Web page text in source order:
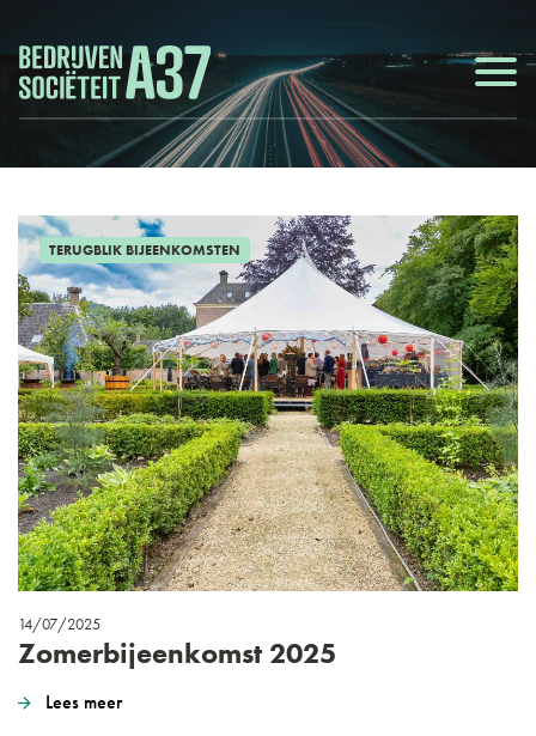
TERUGBLIK BIJEENKOMSTEN
14/07/2025
Zomerbijeenkomst 2025
Lees meer